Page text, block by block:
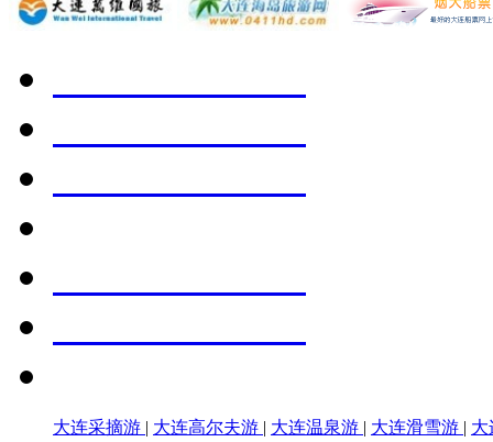
大连采摘游 | 大连高尔夫游 | 大连温泉游 | 大连滑雪游 |